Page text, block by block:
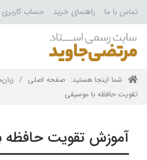
تماس با ما راهنمای خرید حساب کاربری
شما اینجا هستید: صفحه اصلی /
تقویت حافظه با موسیقی
آموزش تقویت حافظه